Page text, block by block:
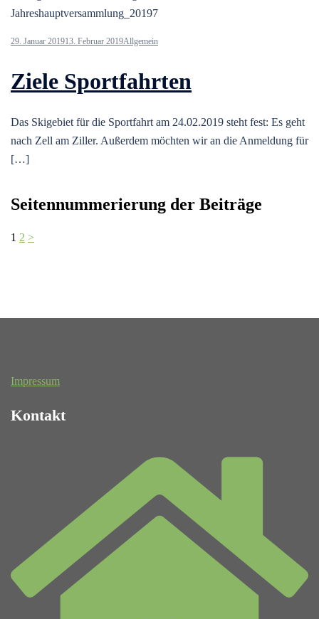
Jahreshauptversammlung_20197
29. Januar 201913. Februar 2019Allgemein
Ziele Sportfahrten
Das Skigebiet für die Sportfahrt am 24.02.2019 steht fest: Es geht
nach Zell am Ziller. Außerdem möchten wir an die Anmeldung für
[…]
Seitennummerierung der Beiträge
1 2 >
Impressum
Kontakt